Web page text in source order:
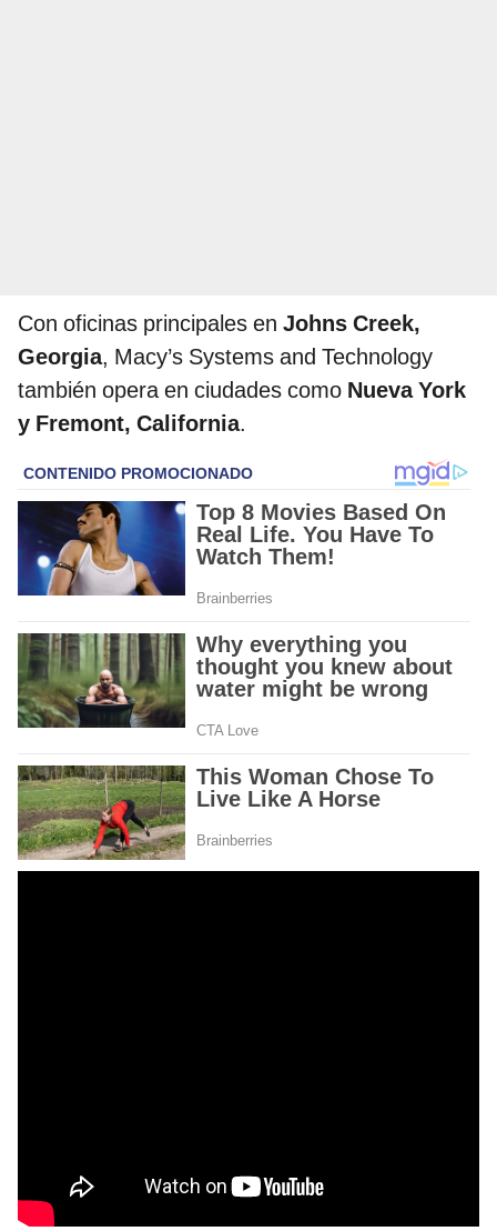
Con oficinas principales en Johns Creek,
Georgia, Macy’s Systems and Technology
también opera en ciudades como Nueva York
y Fremont, California.